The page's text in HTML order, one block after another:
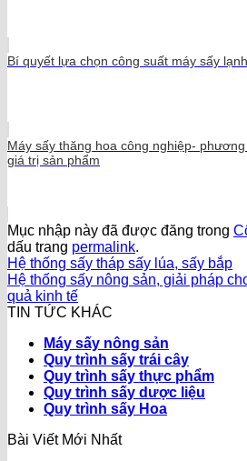
Bí quyết lựa chọn công suất máy sấy
Máy sấy thăng hoa công nghiệp-
giá trị sản phẩm
Mục nhập này đã được đăng trong
dấu trang permalink.
Hệ thống sấy tháp sấy lúa, sấy bắp
Hệ thống sấy nông sản, giải pháp
quả kinh tế
TIN TỨC KHÁC
Máy sấy nông sản
Quy trình sấy trái cây
Quy trình sấy thực phẩm
Quy trình sấy dược liệu
Quy trình sấy Hoa
Bài Viết Mới Nhất